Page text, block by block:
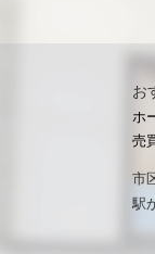
お
ホ
売
市
駅